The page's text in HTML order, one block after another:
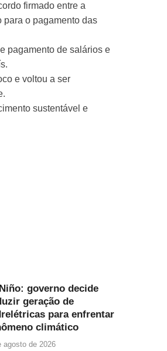
firmado entre a
para o pagamento das
pagamento de salários e
e voltou a ser
sustentável e
governo decide
geração de
para enfrentar
climático
agosto de 2026